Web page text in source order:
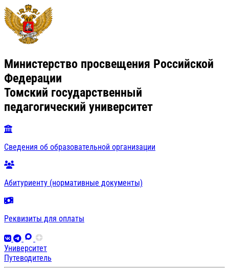
Министерство просвещения Российской
Федерации
Томский государственный
педагогический университет
Сведения об образовательной организации
Абитуриенту (нормативные документы)
Реквизиты для оплаты
Университет
Путеводитель